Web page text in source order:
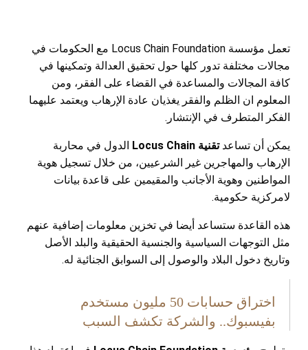
تعمل مؤسسة Locus Chain Foundation مع الحكومات في
مجالات مختلفة تدور كلها حول تحقيق العدالة وتمكينها في
كافة المجالات والمساعدة في القضاء على الفقر، ومن
المعلوم ان الظلم والفقر يغذيان عادة الإرهاب ويعتمد عليهما
الفكر المتطرف في الإنتشار.
يمكن أن تساعد تقنية Locus Chain
الدول في محاربة
الإرهاب والمهاجرين غير الشرعيين، من خلال تسجيل هوية
المواطنين وهوية الأجانب والمقيمين على قاعدة بيانات
لامركزية حكومية.
هذه القاعدة ستساعد أيضا في تخزين معلومات إضافية عنهم
مثل التوجهات السياسية والجنسية الحقيقية والبلد الأصل
وتاريخ دخول البلاد والوصول إلى السوابق الجنائية له.
اختراق حسابات 50 مليون مستخدم
بفيسبوك.. والشركة تكشف السبب